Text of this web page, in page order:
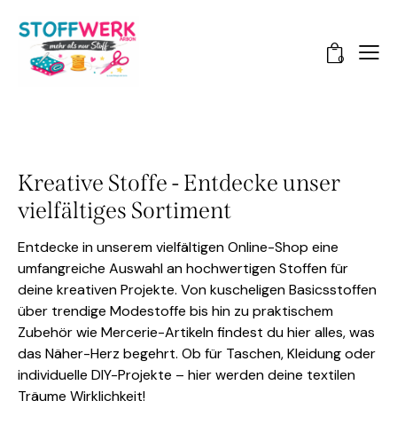
0
Kreative Stoffe - Entdecke unser
vielfältiges Sortiment
Entdecke in unserem vielfältigen Online-Shop eine
umfangreiche Auswahl an hochwertigen Stoffen für
deine kreativen Projekte. Von kuscheligen Basicsstoffen
über trendige Modestoffe bis hin zu praktischem
Zubehör wie Mercerie-Artikeln findest du hier alles, was
das Näher-Herz begehrt. Ob für Taschen, Kleidung oder
individuelle DIY-Projekte – hier werden deine textilen
Träume Wirklichkeit!